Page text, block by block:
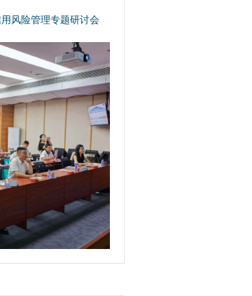
风险管理专题研讨会